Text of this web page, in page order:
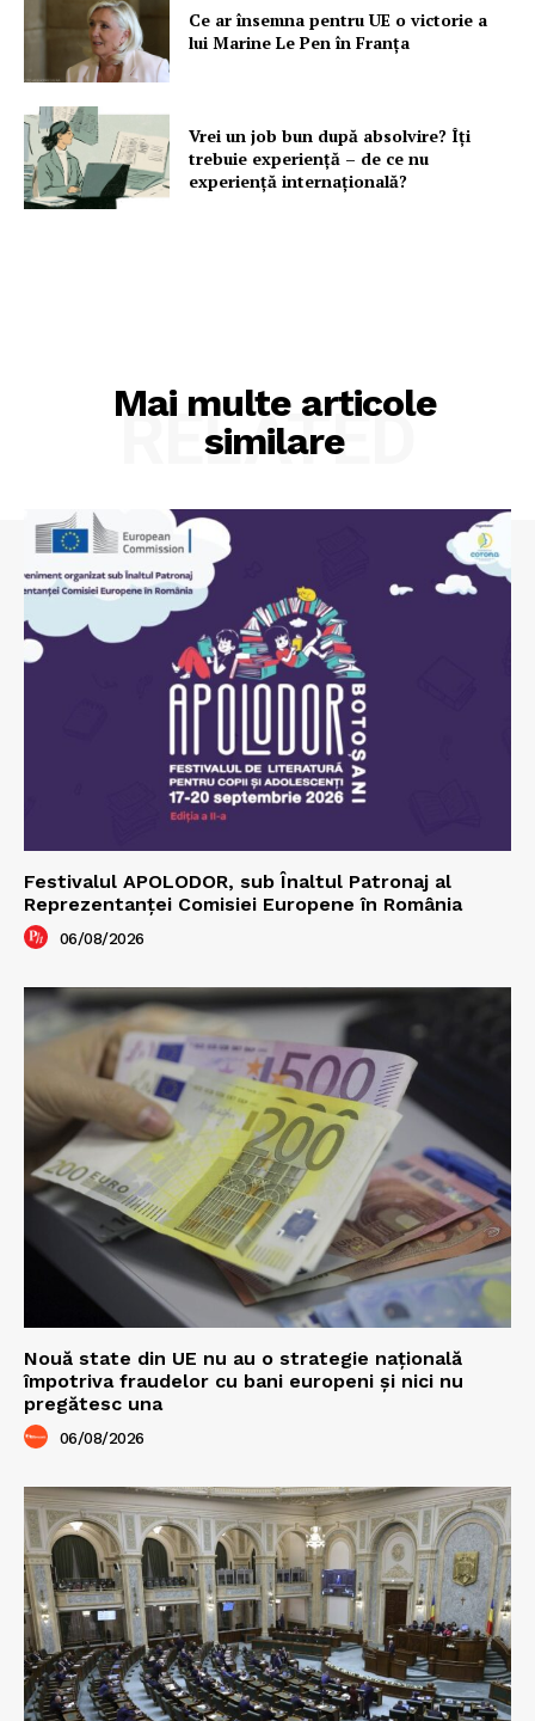
Ce ar însemna pentru UE o victorie a
lui Marine Le Pen în Franța
Vrei un job bun după absolvire? Îți
trebuie experiență – de ce nu
experiență internațională?
Mai multe articole
similare
RELATED
Festivalul APOLODOR, sub Înaltul Patronaj al
Reprezentanței Comisiei Europene în România
06/08/2026
Nouă state din UE nu au o strategie națională
împotriva fraudelor cu bani europeni și nici nu
pregătesc una
06/08/2026